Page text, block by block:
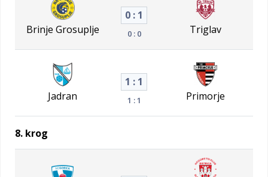
Brinje Grosuplje
0 : 1
0 : 0 Triglav
Jadran
1 : 1
1 : 1 Primorje
8. krog